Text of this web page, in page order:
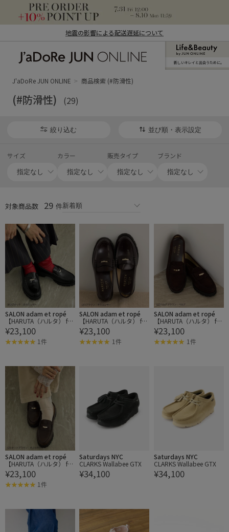
地震の影響による配送遅延について
ン オンライン）
新しいキレイと出合うために。
J'aDoRe JUN ONLINE 商品検索 (#防滑性)
(#防滑性) (29)
絞り込む 並び順・表示設定
サイズ カラー 販売タイプ ブランド
対象商品数 29 件
SALON adam et ropé
【HARUTA（ハルタ） for
SALON】別注チャームロ
ーファー
¥23,100
1件
SALON adam et ropé
【HARUTA（ハルタ） for
SALON】別注チャームロ
ーファー
¥23,100
1件
SALON adam et ropé
【HARUTA（ハルタ） for
SALON】別注チャームロ
ーファー
¥23,100
1件
SALON adam et ropé
【HARUTA（ハルタ） for
SALON】別注チャームロ
ーファー
¥23,100
1件
Saturdays NYC
CLARKS Wallabee GTX
¥34,100
Saturdays NYC
CLARKS Wallabee GTX
¥34,100